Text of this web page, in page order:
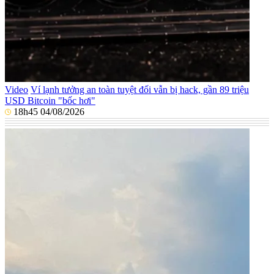
Video Ví lạnh tưởng an toàn tuyệt đối vẫn bị hack, gần 89 triệu
USD Bitcoin "bốc hơi"
18h45 04/08/2026